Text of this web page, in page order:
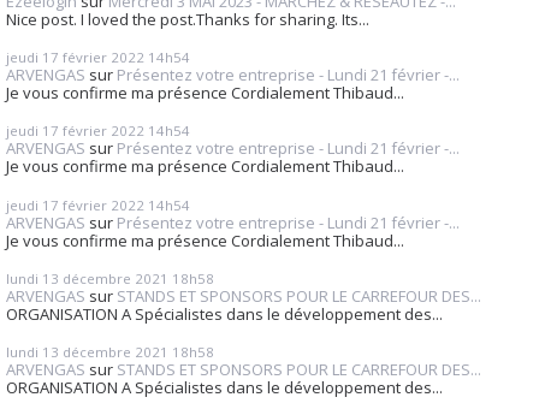
Nice post. I loved the post.Thanks for sharing. Its...
jeudi 17 février 2022 14h54
ARVENGAS sur Présentez votre entreprise - Lundi 21 février -...
Je vous confirme ma présence Cordialement Thibaud...
jeudi 17 février 2022 14h54
ARVENGAS sur Présentez votre entreprise - Lundi 21 février -...
Je vous confirme ma présence Cordialement Thibaud...
jeudi 17 février 2022 14h54
ARVENGAS sur Présentez votre entreprise - Lundi 21 février -...
Je vous confirme ma présence Cordialement Thibaud...
lundi 13 décembre 2021 18h58
ARVENGAS sur STANDS ET SPONSORS POUR LE CARREFOUR DES...
ORGANISATION A Spécialistes dans le développement des...
lundi 13 décembre 2021 18h58
ARVENGAS sur STANDS ET SPONSORS POUR LE CARREFOUR DES...
ORGANISATION A Spécialistes dans le développement des...